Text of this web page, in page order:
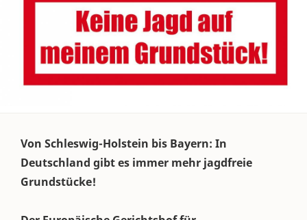
Von Schleswig-Holstein bis Bayern: In
Deutschland gibt es immer mehr jagdfreie
Grundstücke!